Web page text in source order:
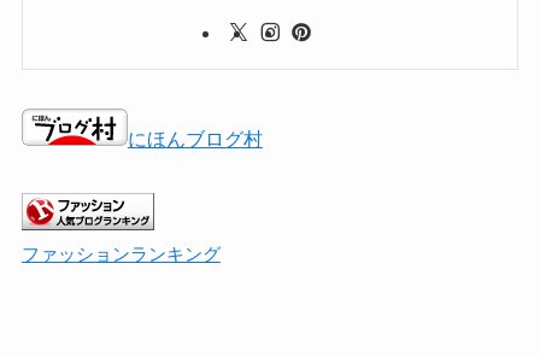
にほんブログ村
ファッションランキング